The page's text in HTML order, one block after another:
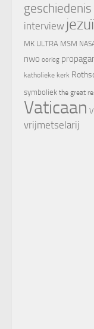
geschiedenis
interview
MK ULTRA MSM
nwo oorlog
katholieke kerk
symboliek the great
Vaticaan
vrijmetselarij